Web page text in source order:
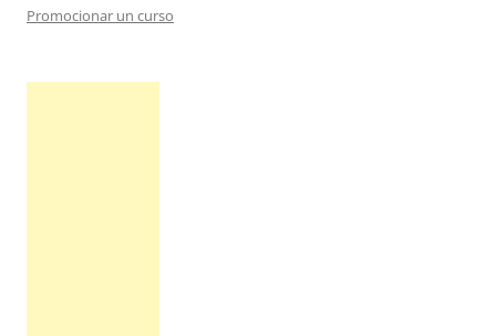
Promocionar un curso